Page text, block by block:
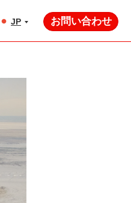
お問い合わせ
JP